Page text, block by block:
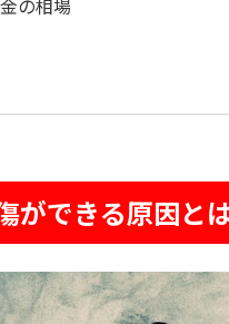
の相場
ができる原因と